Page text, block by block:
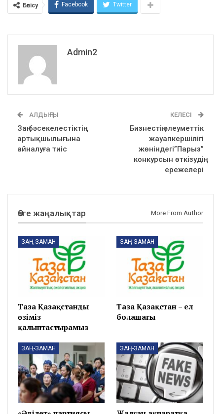
Бөлісу Facebook Twitter
Admin2
АЛДЫҢҒЫ
Заң бәсекелестіктің
артықшылығына
айналуға тиіс
КЕЛЕСІ
Бизнестің әлеуметтік
жауапкершілігі
жөніндегі”Парыз”
конкурсын өткізудің
ережелері
Өзге жаңалықтар More From Author
ЗАҢ-ЗАМАН
Таза Қазақстанды
өзіміз
қалыптастырамыз
ЗАҢ-ЗАМАН
Таза Қазақстан – ел
болашағы
ЗАҢ-ЗАМАН ЗАҢ-ЗАМАН